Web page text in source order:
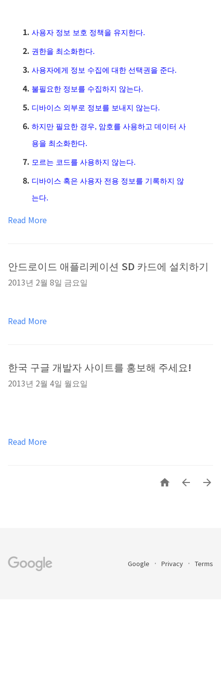
사용자 정보 보호 정책을 유지한다.
권한을 최소화한다.
사용자에게 정보 수집에 대한 선택권을 준다.
불필요한 정보를 수집하지 않는다.
디바이스 외부로 정보를 보내지 않는다.
하지만 필요한 경우, 암호를 사용하고 데이터 사
용을 최소화한다.
모르는 코드를 사용하지 않는다.
디바이스 혹은 사용자 전용 정보를 기록하지 않
는다.
Read More
안드로이드 애플리케이션 SD 카드에 설치하기
2013년 2월 8일 금요일
Read More
한국 구글 개발자 사이트를 홍보해 주세요!
2013년 2월 4일 월요일
Read More
  
Google Privacy Terms